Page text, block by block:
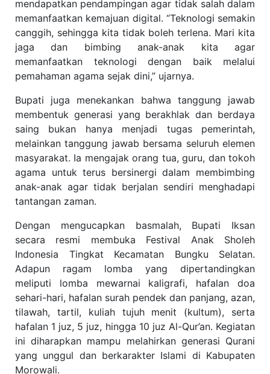
mendapatkan pendampingan agar tidak salah dalam
memanfaatkan kemajuan digital. “Teknologi semakin
canggih, sehingga kita tidak boleh terlena. Mari kita
jaga dan bimbing anak-anak kita agar
memanfaatkan teknologi dengan baik melalui
pemahaman agama sejak dini,” ujarnya.
Bupati juga menekankan bahwa tanggung jawab
membentuk generasi yang berakhlak dan berdaya
saing bukan hanya menjadi tugas pemerintah,
melainkan tanggung jawab bersama seluruh elemen
masyarakat. Ia mengajak orang tua, guru, dan tokoh
agama untuk terus bersinergi dalam membimbing
anak-anak agar tidak berjalan sendiri menghadapi
tantangan zaman.
Dengan mengucapkan basmalah, Bupati Iksan
secara resmi membuka Festival Anak Sholeh
Indonesia Tingkat Kecamatan Bungku Selatan.
Adapun ragam lomba yang dipertandingkan
meliputi lomba mewarnai kaligrafi, hafalan doa
sehari-hari, hafalan surah pendek dan panjang, azan,
tilawah, tartil, kuliah tujuh menit (kultum), serta
hafalan 1 juz, 5 juz, hingga 10 juz Al-Qur’an. Kegiatan
ini diharapkan mampu melahirkan generasi Qurani
yang unggul dan berkarakter Islami di Kabupaten
Morowali.